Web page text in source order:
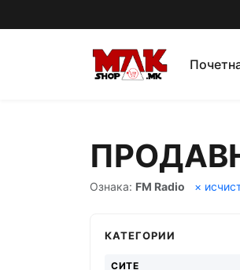
Ознака: FM Radio ×
КАТЕГОРИИ
СИТЕ